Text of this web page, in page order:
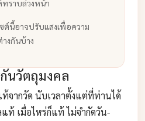
ทราบล่วงหน้า
ต์นี้อาจปรับแสงเพื่อความ
งกันบ้าง
กันวัตถุมงคล
จากวัด นับเวลาตั้งแต่ที่ท่านได้
ท้ เมื่อไหร่ก็แท้ ไม่จำกัดวัน-